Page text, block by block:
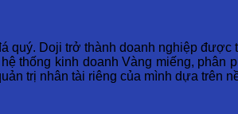
quý. Doji trở thành doanh nghiệp
thống kinh doanh Vàng miếng,
trị nhân tài riêng của mình dựa trên